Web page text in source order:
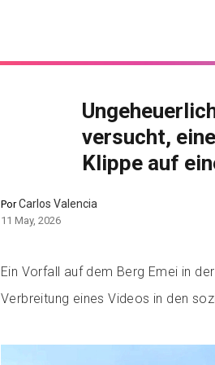
versucht,
Klippe auf
PorCarlos Valencia
11 May, 2026
Ein Vorfall auf dem Berg Emei in
Verbreitung eines Videos in den